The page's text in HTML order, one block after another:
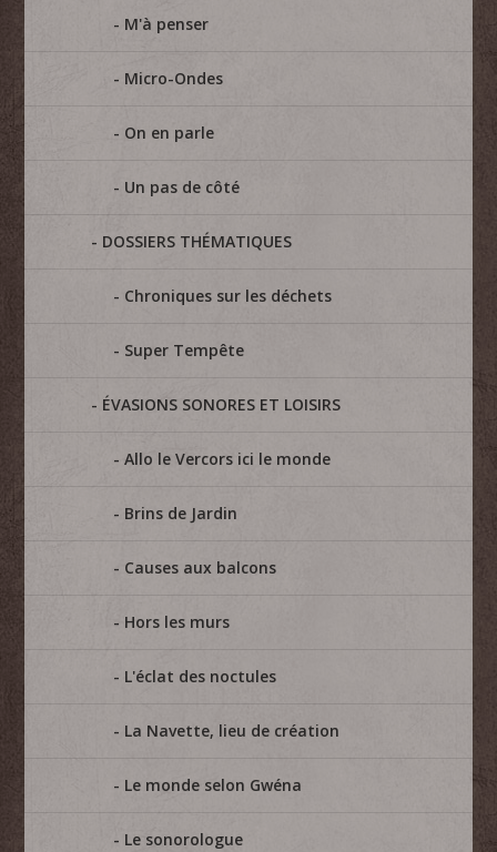
M'à penser
Micro-Ondes
On en parle
Un pas de côté
DOSSIERS THÉMATIQUES
Chroniques sur les déchets
Super Tempête
ÉVASIONS SONORES ET LOISIRS
Allo le Vercors ici le monde
Brins de Jardin
Causes aux balcons
Hors les murs
L'éclat des noctules
La Navette, lieu de création
Le monde selon Gwéna
Le sonorologue